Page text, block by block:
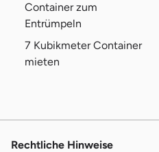
Container zum
Entrümpeln
7 Kubikmeter Container
mieten
Rechtliche Hinweise